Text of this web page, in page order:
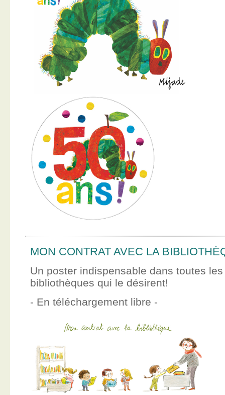
MON CONTRAT AVEC LA
Un poster indispensable dans toutes
bibliothèques qui le désirent!
- En téléchargement libre -